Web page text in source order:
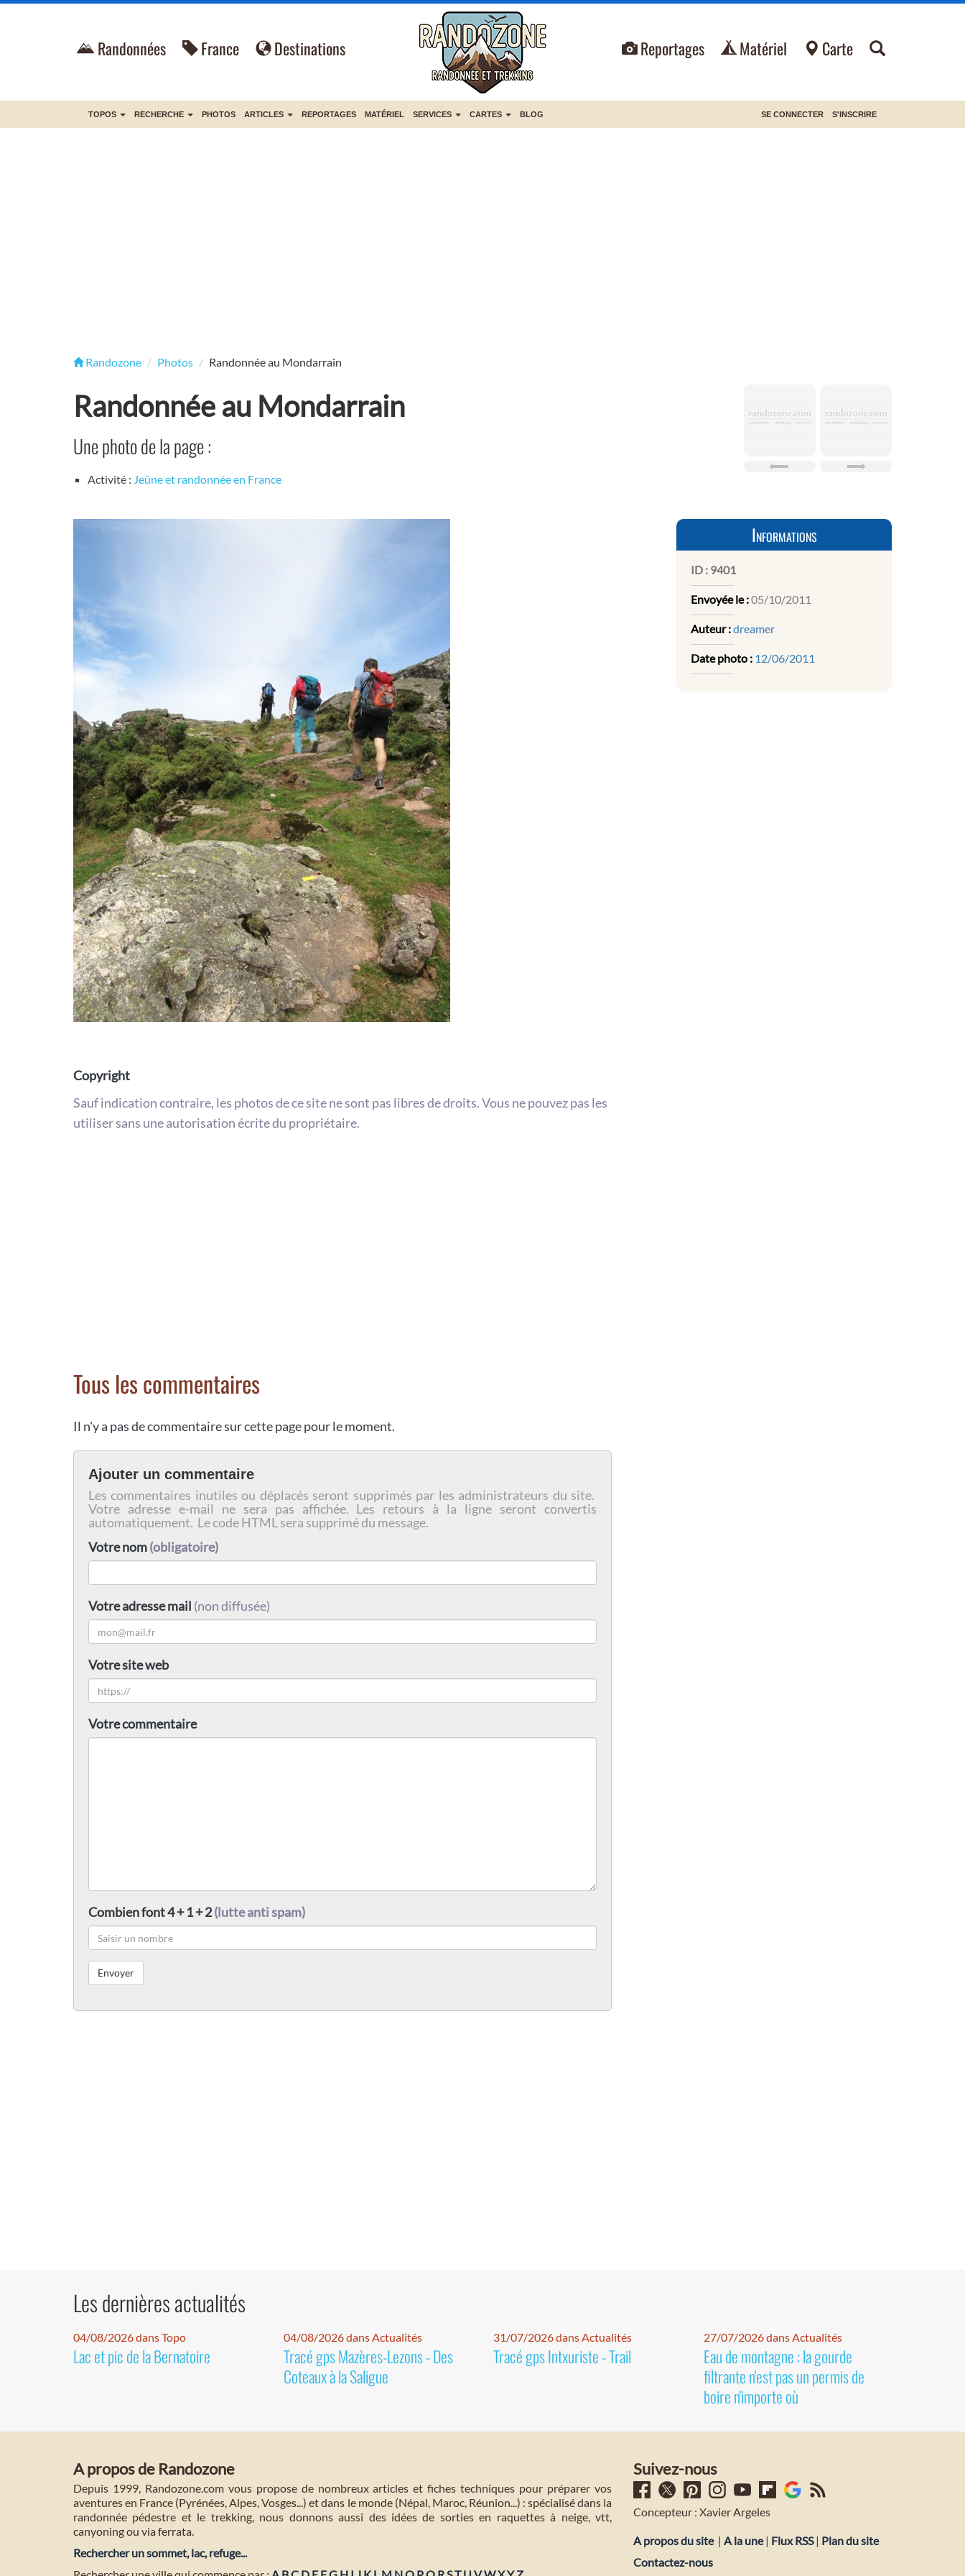
Randonnées France Destinations Reportages Matériel Carte
TOPOS RECHERCHE PHOTOS ARTICLES REPORTAGES MATÉRIEL SERVICES CARTES BLOG SE CONNECTER S'INSCRIRE
Randozone Photos Randonnée au Mondarrain
Randonnée au Mondarrain
Une photo de la page :
Activité : Jeûne et randonnée en France
Copyright
Sauf indication contraire, les photos de ce site ne sont pas libres de droits. Vous ne pouvez pas les
utiliser sans une autorisation écrite du propriétaire.
Tous les commentaires
Il n'y a pas de commentaire sur cette page pour le moment.
Ajouter un commentaire
Les commentaires inutiles ou déplacés seront supprimés par les administrateurs du site.
Votre adresse e-mail ne sera pas affichée. Les retours à la ligne seront convertis
automatiquement. Le code HTML sera supprimé du message.
Votre nom(obligatoire)
Votre adresse mail (non diffusée)
Votre site web
Votre commentaire
Combien font 4 + 1 + 2(lutte anti spam)
Informations
ID : 9401
Envoyée le :05/10/2011
Auteur :dreamer
Date photo : 12/06/2011
Les dernières actualités
04/08/2026 dans Topo
Lac et pic de la Bernatoire
04/08/2026 dans Actualités
Tracé gps Mazères-Lezons - Des
Coteaux à la Saligue
31/07/2026 dans Actualités
Tracé gps Intxuriste - Trail
27/07/2026 dans Actualités
Eau de montagne : la gourde
filtrante n'est pas un permis de
boire n'importe où
A propos de Randozone
Depuis 1999, Randozone.com vous propose de nombreux articles et fiches techniques pour préparer vos
aventures en France (Pyrénées, Alpes, Vosges...) et dans le monde (Népal, Maroc, Réunion...) : spécialisé dans la
randonnée pédestre et le trekking, nous donnons aussi des idées de sorties en raquettes à neige, vtt,
canyoning ou via ferrata.
Rechercher un sommet, lac, refuge...
Suivez-nous
Concepteur : Xavier Argeles
A propos du site | A la une| Flux RSS| Plan du site
Contactez-nous